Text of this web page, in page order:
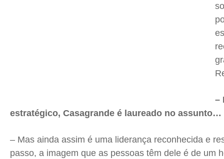
–
estratégico, Casagrande é laureado no assunto…
– Mas ainda assim é uma liderança reconhecida e
passo, a imagem que as pessoas têm dele é de um